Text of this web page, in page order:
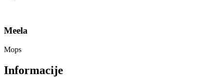
Meela
Mops
Informacije